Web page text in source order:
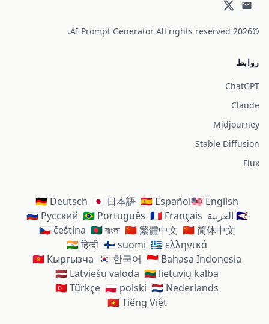
©2026
AI Prompt Generator All rights reserved.
روابط
ChatGPT
Claude
Midjourney
Stable Diffusion
Flux
🇺🇸 English
🇪🇸 Español
🇯🇵 日本語
🇩🇪 Deutsch
🇸🇦 العربية
🇫🇷 Français
🇧🇷 Português
🇷🇺 Русский
🇨🇳 简体中文
🇨🇳 繁體中文
🇧🇩 বাংলা
🇨🇿 čeština
🇬🇷 ελληνικά
🇫🇮 suomi
🇮🇳 हिन्दी
🇮🇩 Bahasa Indonesia
🇰🇷 한국어
🇰🇬 Кыргызча
🇱🇹 lietuvių kalba
🇱🇻 Latviešu valoda
🇳🇱 Nederlands
🇵🇱 polski
🇹🇷 Türkçe
🇻🇳 Tiếng Việt